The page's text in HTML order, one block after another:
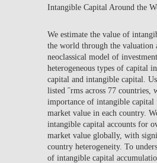
Intangible Capital Around the
We estimate the value of
the world through the valuation
neoclassical model of
heterogeneous types of capital
capital and intangible capital.
listed ˝rms across 77 countries,
importance of intangible capital
market value in each country.
intangible capital accounts for
market value globally, with
country heterogeneity. To
of intangible capital